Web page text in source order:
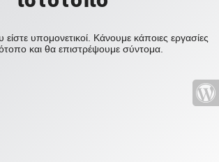
υπομονετικοί. Κάνουμε κάποιες εργασίες
και θα επιστρέψουμε σύντομα.